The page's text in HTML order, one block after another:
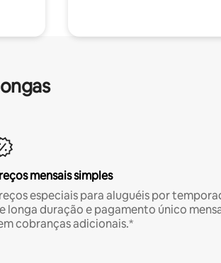
mensais simples
especiais para aluguéis por
longa duração e pagamento único
cobranças adicionais.*